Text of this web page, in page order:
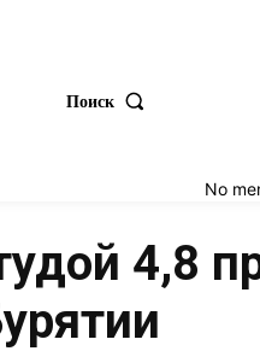
Поиск
No
4,8